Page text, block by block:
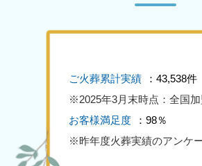
ご火葬累計実績
：43,538件
※2025年3月末時点：全国
お客様満足度
：98％
※昨年度火葬実績のアンケ